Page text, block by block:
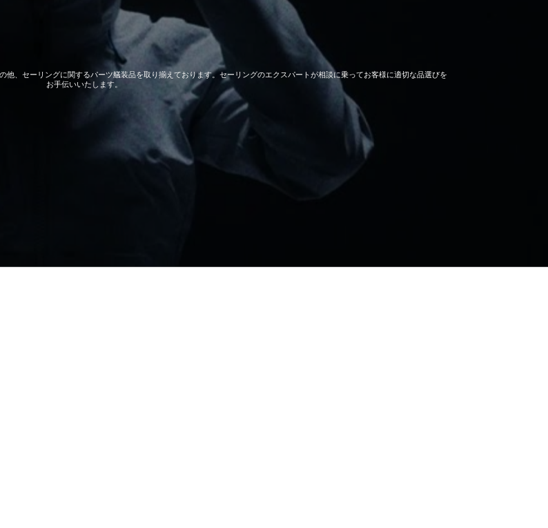
他、セーリングに関するパーツ艤装品を取り揃えております。セーリングのエクスパートが相談に乗ってお客様に適切な品選びを
お手伝いいたします。